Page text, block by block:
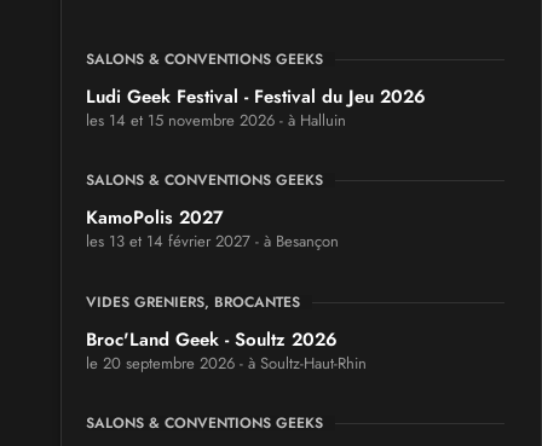
SALONS & CONVENTIONS GEEKS
Ludi Geek Festival - Festival du Jeu 2026
les 14 et 15 novembre 2026 - à Halluin
SALONS & CONVENTIONS GEEKS
KamoPolis 2027
les 13 et 14 février 2027 - à Besançon
VIDES GRENIERS, BROCANTES
Broc'Land Geek - Soultz 2026
le 20 septembre 2026 - à Soultz-Haut-Rhin
SALONS & CONVENTIONS GEEKS